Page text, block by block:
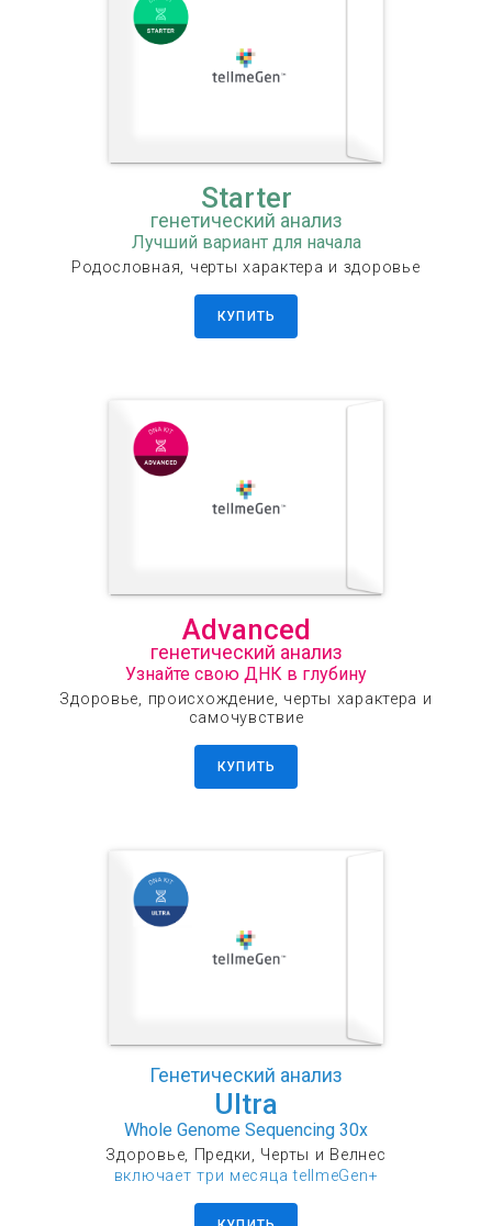
Starter
генетический анализ
Лучший вариант для начала
Родословная, черты характера и здоровье
КУПИТЬ
Advanced
генетический анализ
Узнайте свою ДНК в глубину
Здоровье, происхождение, черты характера и
самочувствие
КУПИТЬ
Генетический анализ
Ultra
Whole Genome Sequencing 30x
Здоровье, Предки, Черты и Велнес
включает три месяца tellmeGen+